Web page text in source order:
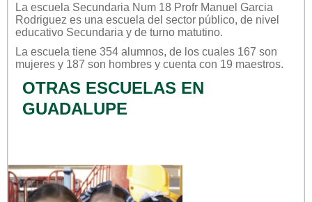
La escuela Secundaria Num 18 Profr Manuel Garcia
Rodriguez es una escuela del sector público, de nivel
educativo Secundaria y de turno matutino.
La escuela tiene 354 alumnos, de los cuales 167 son
mujeres y 187 son hombres y cuenta con 19 maestros.
OTRAS ESCUELAS EN
GUADALUPE